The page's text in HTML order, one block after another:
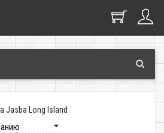
Jasba Long Island